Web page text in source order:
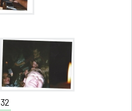
32